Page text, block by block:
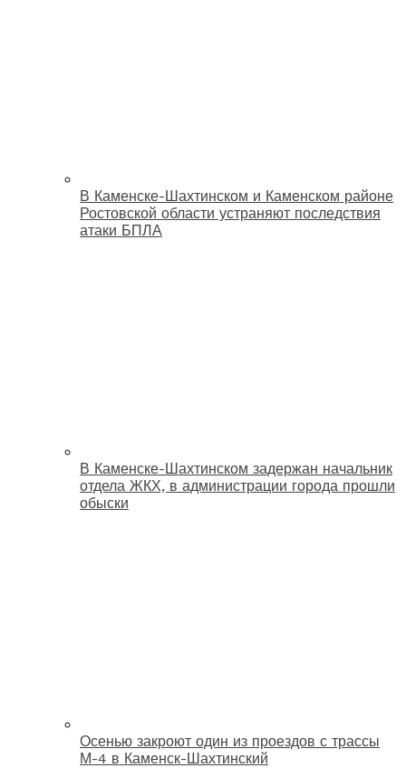
В Каменске-Шахтинском и Каменском районе
Ростовской области устраняют последствия
атаки БПЛА
В Каменске-Шахтинском задержан начальник
отдела ЖКХ, в администрации города прошли
обыски
Осенью закроют один из проездов с трассы
М-4 в Каменск-Шахтинский